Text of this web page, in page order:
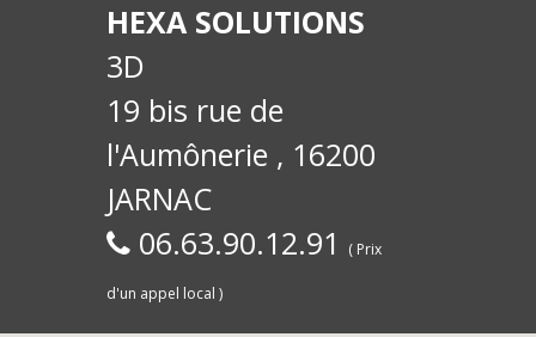
Commerce,
HEXA SOLUTIONS
3D
19 bis rue de
l'Aumônerie , 16200
JARNAC
06.63.90.12.91
( Prix
d'un appel local )